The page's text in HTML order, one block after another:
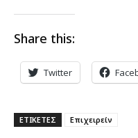
Share this:
Twitter
ΕΤΙΚΕΤΕΣ Επιχειρείν